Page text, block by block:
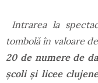
Intrarea la
tombolă în valoare
20 de numere de
școli și licee